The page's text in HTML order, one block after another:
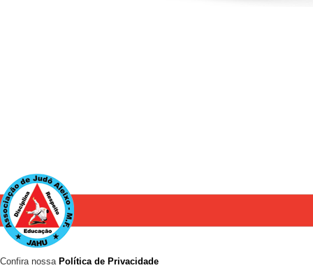
Confira nossa Política de Privacidade